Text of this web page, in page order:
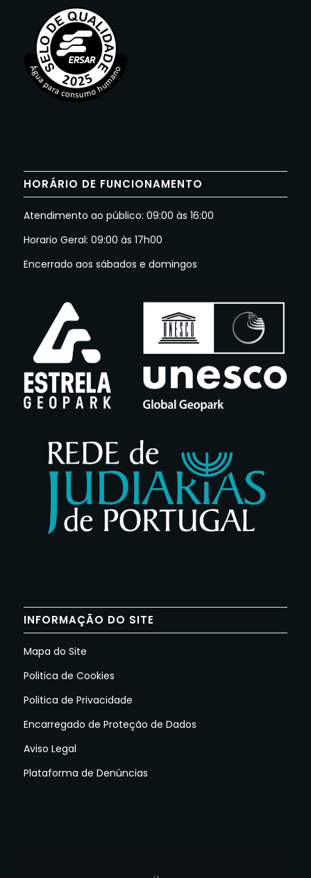
HORÁRIO DE FUNCIONAMENTO
Atendimento ao público: 09:00 às 16:00
Horario Geral: 09:00 às 17h00
Encerrado aos sábados e domingos
INFORMAÇÃO DO SITE
Mapa do Site
Politica de Cookies
Politica de Privacidade
Encarregado de Proteção de Dados
Aviso Legal
Plataforma de Denúncias